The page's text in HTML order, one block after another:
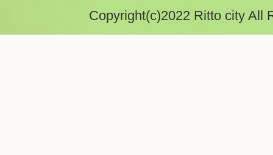
Copyright(c)2022 Ritto city All